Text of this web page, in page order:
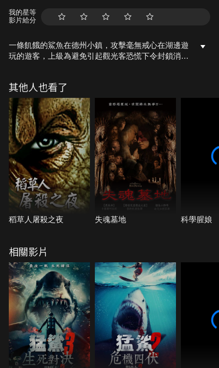
我的星等
影片給分
一條飢餓的鯊魚在德州小鎮，攻擊毫無戒心在湖邊遊
玩的遊客，上級為避免引起觀光客恐慌下令封鎖消
與猛鯊生死一戰！
其他人也看了
稻草人屠殺之夜 失魂墓地 科學腥娘
相關影片